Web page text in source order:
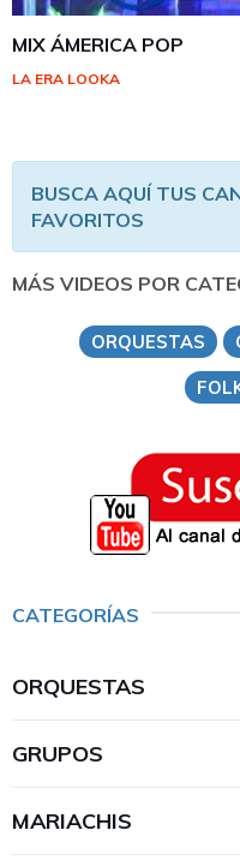
MIX ÁMERICA POP
LA ERA LOOKA
BUSCA AQUÍ TUS
FAVORITOS
MÁS VIDEOS POR
ORQUESTAS
CATEGORÍAS
ORQUESTAS
GRUPOS
MARIACHIS